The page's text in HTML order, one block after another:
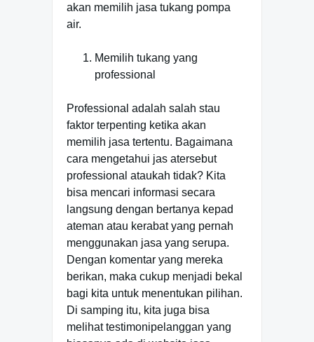
akan memilih jasa tukang pompa
air.
Memilih tukang yang
professional
Professional adalah salah stau
faktor terpenting ketika akan
memilih jasa tertentu. Bagaimana
cara mengetahui jas atersebut
professional ataukah tidak? Kita
bisa mencari informasi secara
langsung dengan bertanya kepad
ateman atau kerabat yang pernah
menggunakan jasa yang serupa.
Dengan komentar yang mereka
berikan, maka cukup menjadi bekal
bagi kita untuk menentukan pilihan.
Di samping itu, kita juga bisa
melihat testimonipelanggan yang